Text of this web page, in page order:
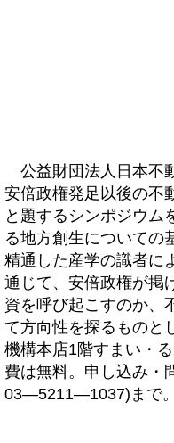
公益財団法人日本不
安倍政権発足以後の不
と題するシンポジウム
る地方創生についての
精通した産学の識者に
通じて、安倍政権が掲
資を呼び起こすのか、
て方向性を探るものと
機構本店1階すまい・
費は無料。申し込み・
03―5211―1037)まで。